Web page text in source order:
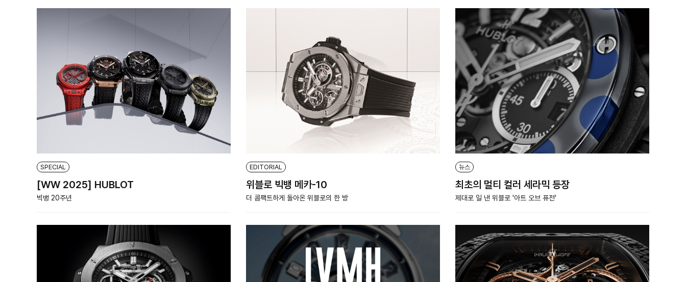
SPECIAL
[WW 2025] HUBLOT
빅뱅 20주년
EDITORIAL
위블로 빅뱅 메카-10
더 콤팩트하게 돌아온 위블로의 한 방
뉴스
최초의 멀티 컬러 세라믹 등장
제대로 일 낸 위블로 '아트 오브 퓨전'